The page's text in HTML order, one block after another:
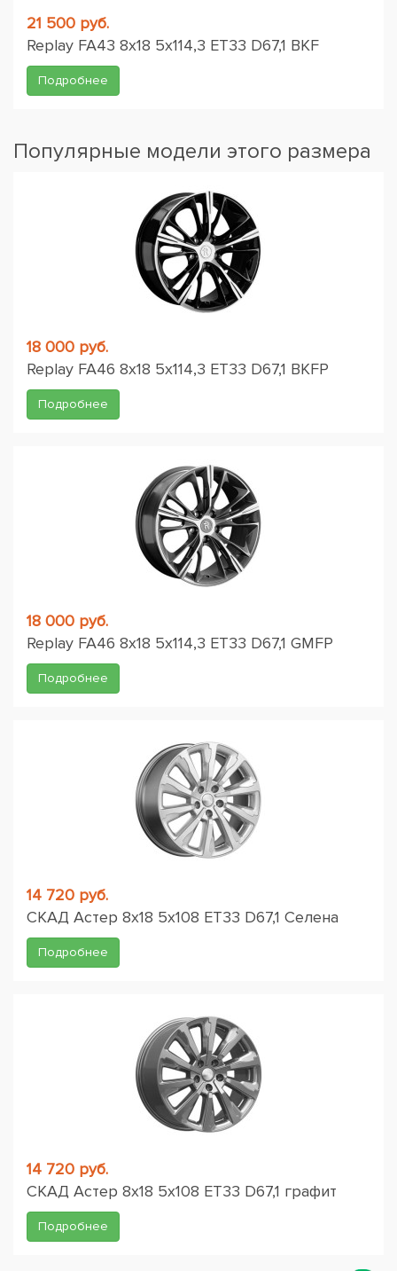
21 500 руб.
Replay FA43 8x18 5x114,3 ET33 D67,1 BKF
Подробнее
Популярные модели этого размера
18 000 руб.
Replay FA46 8x18 5x114,3 ET33 D67,1 BKFP
Подробнее
18 000 руб.
Replay FA46 8x18 5x114,3 ET33 D67,1 GMFP
Подробнее
14 720 руб.
СКАД Астер 8x18 5x108 ET33 D67,1 Селена
Подробнее
14 720 руб.
СКАД Астер 8x18 5x108 ET33 D67,1 графит
Подробнее